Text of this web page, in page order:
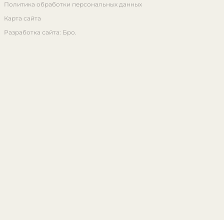
Политика обработки персональных данных
Карта сайта
Разработка сайта: Бро.